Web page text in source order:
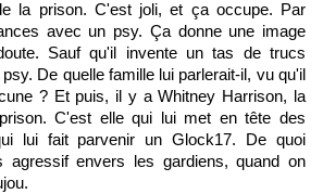
la prison. C'est joli, et ça occupe. Par
avec un psy. Ça donne une image
Sauf qu'il invente un tas de trucs
De quelle famille lui parlerait-il, vu qu'il
? Et puis, il y a Whitney Harrison, la
C'est elle qui lui met en tête des
lui fait parvenir un Glock17. De quoi
agressif envers les gardiens, quand on